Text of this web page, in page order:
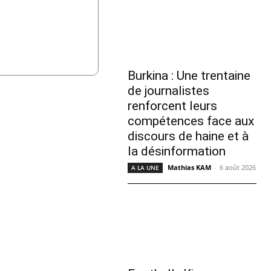
Burkina : Une trentaine
de journalistes
renforcent leurs
compétences face aux
discours de haine et à
la désinformation
A LA UNE Mathias KAM - 6 août 2026